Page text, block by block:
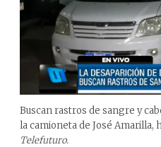
Buscan rastros de sangre y
la camioneta de José Amarilla,
Telefuturo.